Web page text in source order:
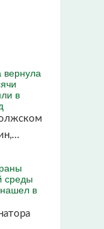
вернула
в
среды
в